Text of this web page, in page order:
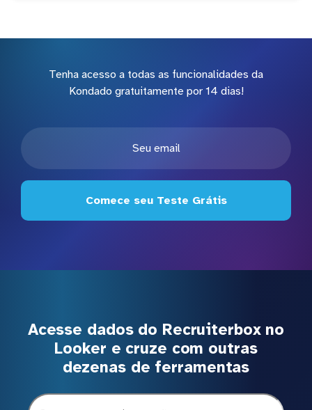
Tenha acesso a todas as funcionalidades da
Kondado gratuitamente por 14 dias!
Comece seu Teste Grátis
Acesse dados do Recruiterbox no
Looker e cruze com outras
dezenas de ferramentas